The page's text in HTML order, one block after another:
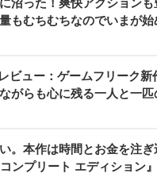
に沼った！爽快アクション
もむちむちなのでいまが始
ビュー：ゲームフリーク
がらも心に残る一人と一匹
い。本作は時間とお金を注
ンプリート エディション』